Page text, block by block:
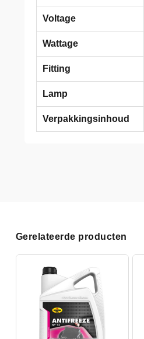
Voltage
Wattage
Fitting
Lamp
Verpakkingsinhoud
Gerelateerde producten